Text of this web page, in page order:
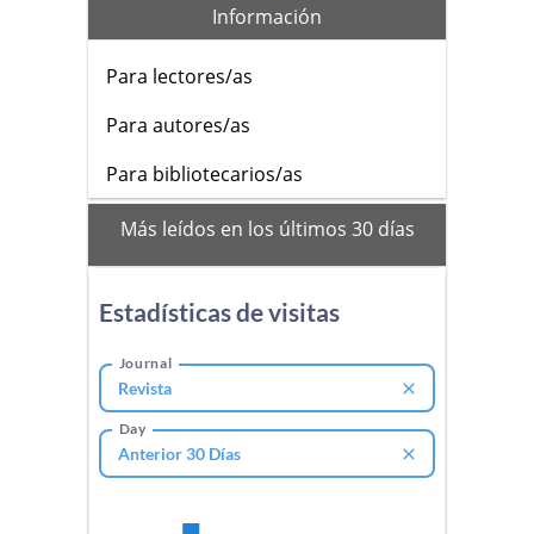
Información
Para lectores/as
Para autores/as
Para bibliotecarios/as
mas_vistos
Más leídos en los últimos 30 días